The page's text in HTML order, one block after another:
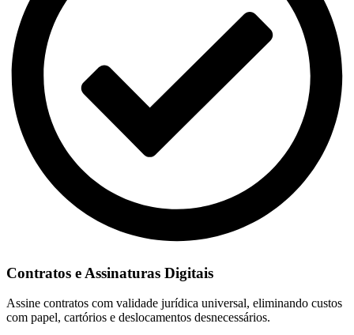
Contratos e Assinaturas Digitais
Assine contratos com validade jurídica universal, eliminando custos
com papel, cartórios e deslocamentos desnecessários.